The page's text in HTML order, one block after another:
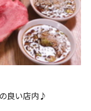
良い店内♪